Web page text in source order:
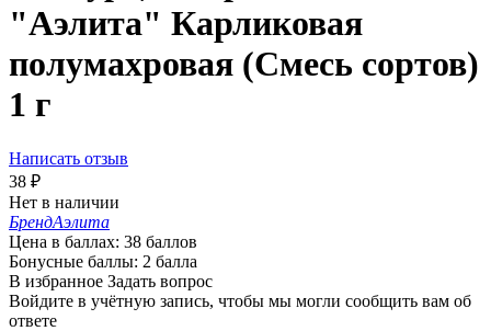
"Аэлита" Карликовая
полумахровая (Смесь сортов)
1 г
Написать отзыв
38 ₽
Нет в наличии
БрендАэлита
Цена в баллах: 38 баллов
Бонусные баллы: 2 балла
В избранное Задать вопрос
Войдите в учётную запись, чтобы мы могли сообщить вам об
ответе